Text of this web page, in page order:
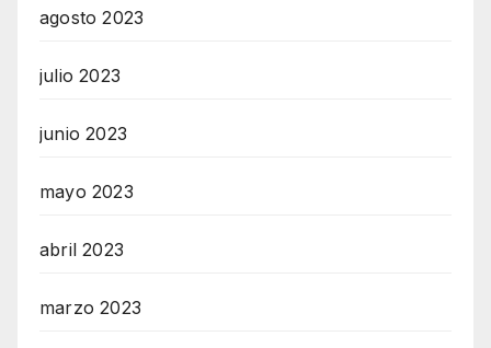
agosto 2023
julio 2023
junio 2023
mayo 2023
abril 2023
marzo 2023